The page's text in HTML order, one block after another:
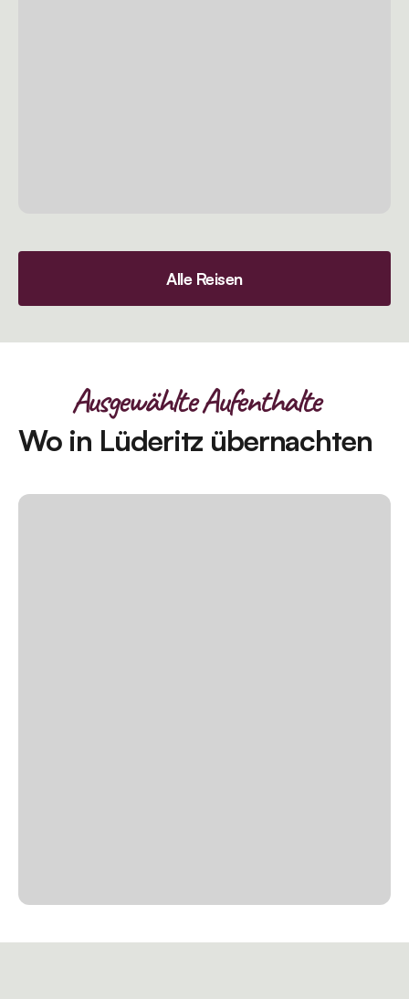
Alle Reisen
Ausgewählte Aufenthalte
Wo in Lüderitz übernachten